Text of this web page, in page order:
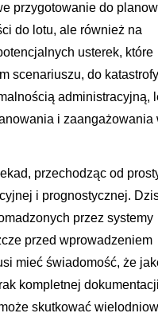
przygotowanie do
do lotu, ale również na
usterek, które
scenariuszu, do katastrofy
administracyjną,
i zaangażowania
przechodząc od
i prognostycznej.
przez systemy
przed wprowadzeniem
mieć świadomość, że
kompletnej
skutkować